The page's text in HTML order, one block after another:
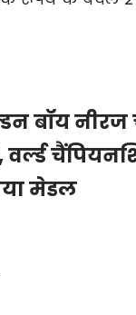
बॉय नीरज
वर्ल्ड
मेडल